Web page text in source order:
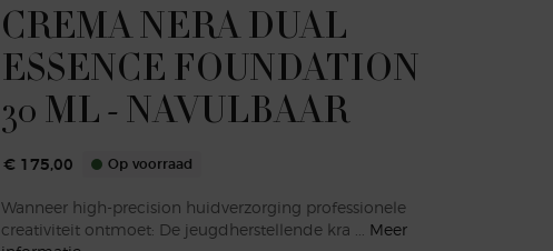
CREMA NERA DUAL
ESSENCE FOUNDATION
30 ML - NAVULBAAR
€ 175,00 Op voorraad
Wanneer high-precision huidverzorging professionele
creativiteit ontmoet: De jeugdherstellende kra ... Meer